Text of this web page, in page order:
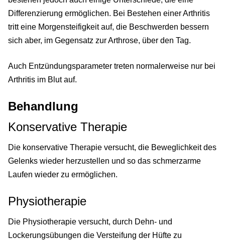
Differenzierung ermöglichen. Bei Bestehen einer Arthritis
tritt eine Morgensteifigkeit auf, die Beschwerden bessern
sich aber, im Gegensatz zur Arthrose, über den Tag.
Auch Entzündungsparameter treten normalerweise nur bei
Arthritis im Blut auf.
Behandlung
Konservative Therapie
Die konservative Therapie versucht, die Beweglichkeit des
Gelenks wieder herzustellen und so das schmerzarme
Laufen wieder zu ermöglichen.
Physiotherapie
Die Physiotherapie versucht, durch Dehn- und
Lockerungsübungen die Versteifung der Hüfte zu